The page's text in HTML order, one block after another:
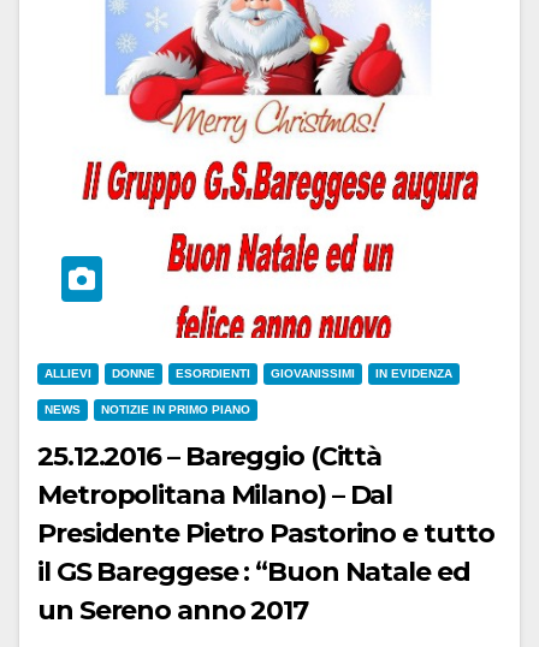
ALLIEVI DONNE ESORDIENTI GIOVANISSIMI IN EVIDENZA
NEWS NOTIZIE IN PRIMO PIANO
25.12.2016 – Bareggio (Città
Metropolitana Milano) – Dal
Presidente Pietro Pastorino e tutto
il GS Bareggese : “Buon Natale ed
un Sereno anno 2017